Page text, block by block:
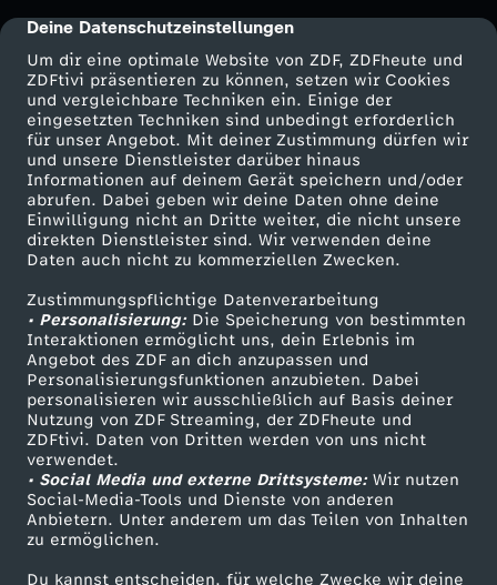
cmp-dialog-description
Deine Datenschutzeinstellungen
Um dir eine optimale Website von ZDF, ZDFheute und
ZDFtivi präsentieren zu können, setzen wir Cookies
und vergleichbare Techniken ein. Einige der
eingesetzten Techniken sind unbedingt erforderlich
für unser Angebot. Mit deiner Zustimmung dürfen wir
und unsere Dienstleister darüber hinaus
Informationen auf deinem Gerät speichern und/oder
abrufen. Dabei geben wir deine Daten ohne deine
Einwilligung nicht an Dritte weiter, die nicht unsere
direkten Dienstleister sind. Wir verwenden deine
Daten auch nicht zu kommerziellen Zwecken.
Zustimmungspflichtige Datenverarbeitung
• Personalisierung:Die Speicherung von bestimmten
Interaktionen ermöglicht uns, dein Erlebnis im
Angebot des ZDF an dich anzupassen und
Personalisierungsfunktionen anzubieten. Dabei
personalisieren wir ausschließlich auf Basis deiner
Nutzung von ZDF Streaming, der ZDFheute und
ZDFtivi. Daten von Dritten werden von uns nicht
verwendet.
• Social Media und externe Drittsysteme:Wir nutzen
Social-Media-Tools und Dienste von anderen
Anbietern. Unter anderem um das Teilen von Inhalten
zu ermöglichen.
Du kannst entscheiden, für welche Zwecke wir deine
c
h
-
U
k
r
a
i
n
e
-
Mehr ZDF
ZDF-Apps
Smart TV
ZDFtext
Livestreams
Sendungen A-Z
TV-Programm
Service
ZDFmitreden
Kontakt zum ZDF
Tickets
Zuschauerservice
Hilfe
ZDF Unternehmen
Karriere